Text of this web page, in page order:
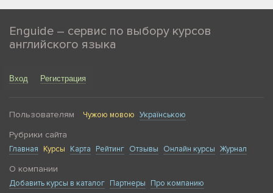
Enguide – сервис по выбору курсов
английского языка
Вход Регистрация
Пользователям Чужою мовою Українською
Рубрики сайта
Главная Курсы Карта Рейтинг Отзывы Онлайн курсы Журнал
О компании
Добавить курсы в каталог Партнеры
Про компанию